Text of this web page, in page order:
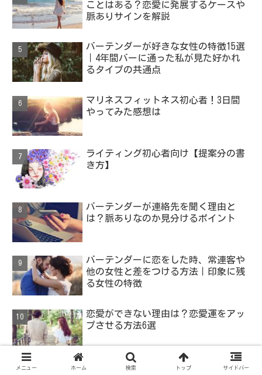
ことはある？恋愛に発展するケースや
脈ありサインを解説
バーテンダーが好きな女性の特徴15選
｜4年間バーに通った私が見た好かれ
るタイプの共通点
マリネスフィットネス初心者！3日間
やってみた感想は
ライティング初心者向け【提案分の書
き方】
バーテンダーが連絡先を聞く理由と
は？脈ありなのか見分けるポイント
バーテンダーに恋をした時、常連客や
他の女性と差をつける方法｜印象に残
る女性の特徴
恋愛ができない理由は？恋愛運をアッ
プさせる方法6選
メニュー ホーム 検索 トップ サイドバー